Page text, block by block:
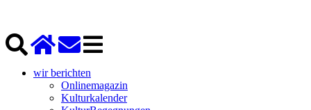
wir berichten
Onlinemagazin
Kulturkalender